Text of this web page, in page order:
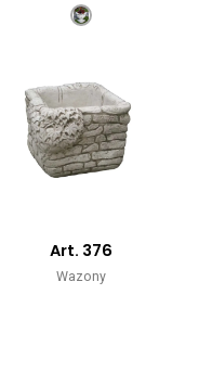
Art. 376
Wazony